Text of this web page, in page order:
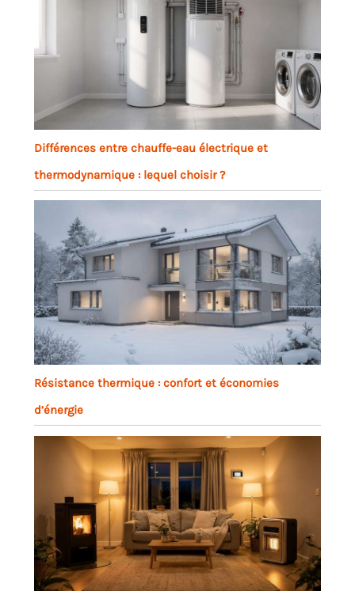
Différences entre chauffe-eau électrique et
thermodynamique : lequel choisir ?
Résistance thermique : confort et économies
d’énergie